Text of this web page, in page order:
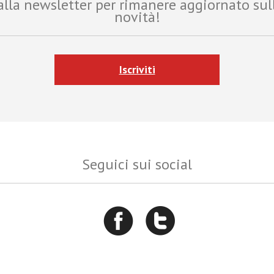
newsletter per rimanere aggiornato
novità!
Iscriviti
Seguici sui social